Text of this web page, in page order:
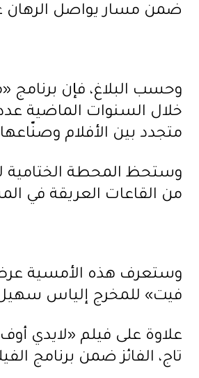
ضمن مسار يواصل الرهان
وحسب البلاغ، فإن
خلال السنوات الماضية
متجدد بين الأفلام
وستحظ المحطة الختامية
من القاعات العريقة في
وستعرف هذه الأمسية عرض
فيت» للمخرج إلياس سهيل،
علاوة على فيلم «لايدي أوف
تاج، الفائز ضمن برنامج